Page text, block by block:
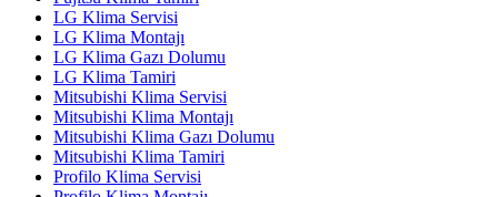
LG Klima Servisi
LG Klima Montajı
LG Klima Gazı Dolumu
LG Klima Tamiri
Mitsubishi Klima Servisi
Mitsubishi Klima Montajı
Mitsubishi Klima Gazı Dolumu
Mitsubishi Klima Tamiri
Profilo Klima Servisi